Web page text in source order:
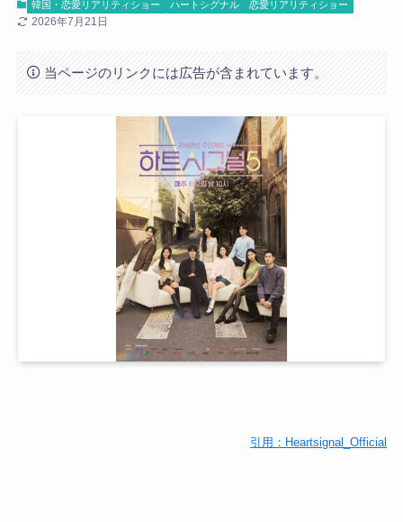
韓国・恋愛リアリティショー ハートシグナル 恋愛リアリティショー
2026年7月21日
当ページのリンクには広告が含まれています。
引用：Heartsignal_Official